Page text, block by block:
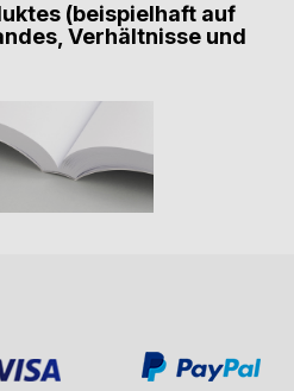
(beispielhaft auf
Verhältnisse und